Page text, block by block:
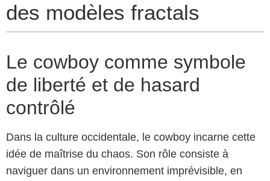
des modèles fractals
Le cowboy comme symbole
de liberté et de hasard
contrôlé
Dans la culture occidentale, le cowboy incarne cette
idée de maîtrise du chaos. Son rôle consiste à
naviguer dans un environnement imprévisible, en